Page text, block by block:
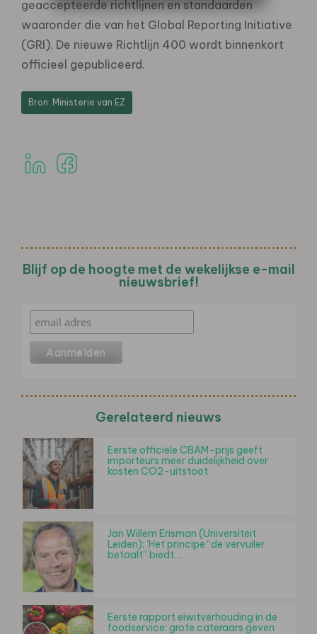
geaccepteerde richtlijnen en standaarden
waaronder die van het Global Reporting Initiative
(GRI). De nieuwe Richtlijn 400 wordt binnenkort
officieel gepubliceerd.
Bron: Ministerie van EZ
Blijf op de hoogte met de wekelijkse e-mail
nieuwsbrief!
Gerelateerd nieuws
Eerste officiële CBAM-prijs geeft
importeurs meer duidelijkheid over
kosten CO2-uitstoot
Jan Willem Erisman (Universiteit
Leiden): ‘Het principe “de vervuiler
betaalt” biedt…
Eerste rapport eiwitverhouding in de
foodservice: grote cateraars geven